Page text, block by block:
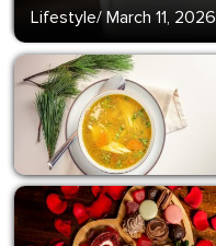
Lifestyle/ March 11, 2026